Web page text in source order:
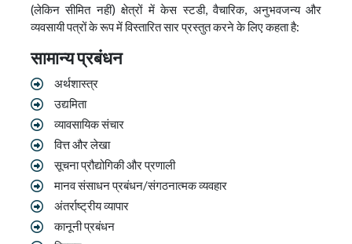
(लेकिन सीमित नहीं) क्षेत्रों में केस स्टडी, वैचारिक, अनुभवजन्य और
व्यवसायी पत्रों के रूप में विस्तारित सार प्रस्तुत करने के लिए कहता है:
सामान्य प्रबंधन
अर्थशास्त्र
उद्यमिता
व्यावसायिक संचार
वित्त और लेखा
सूचना प्रौद्योगिकी और प्रणाली
मानव संसाधन प्रबंधन/संगठनात्मक व्यवहार
अंतर्राष्ट्रीय व्यापार
कानूनी प्रबंधन